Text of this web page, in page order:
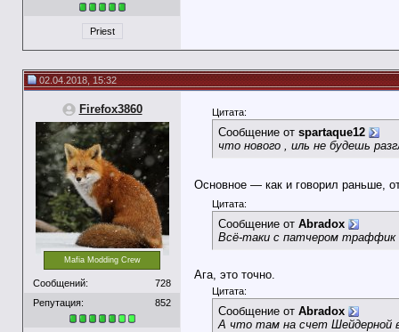
Priest
02.04.2018, 15:32
Firefox3860
Mafia Modding Crew
Сообщений:
728
Репутация:
852
Цитата:
Сообщение от spartaque12
что нового , иль не будешь
Основное — как и говорил раньше,
Цитата:
Сообщение от Abradox
Всё-таки с патчером
Ага, это точно.
Цитата:
Сообщение от Abradox
А что там на счет Шейдерной